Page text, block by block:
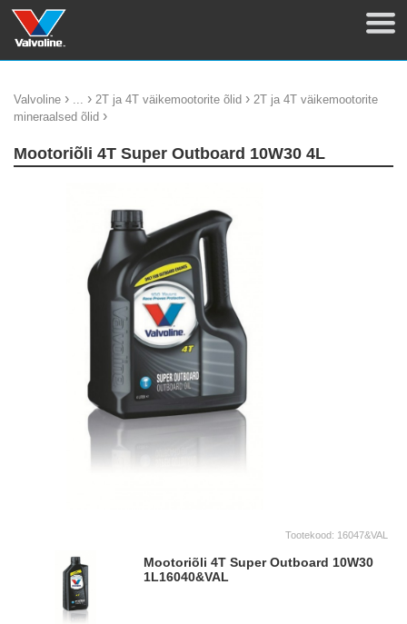
Valvoline › ... › 2T ja 4T väikemootorite õlid › 2T ja 4T väikemootorite
mineraalsed õlid ›
Mootoriõli 4T Super Outboard 10W30 4L
Tootekood: 16047&VAL
Mootoriõli 4T Super Outboard 10W30
1L16040&VAL